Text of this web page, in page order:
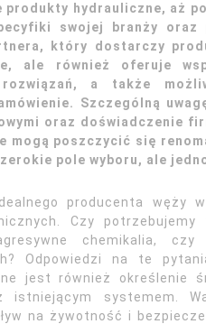
hydrauliczne, aż
swojej branży
który dostarczy
ale również oferuje
a także
Szczególną
oraz doświadczenie
mogą poszczycić się
pole wyboru, ale
producenta węży
Czy
chemikalia,
Odpowiedzi na te
jest również określenie
istniejącym systemem.
na żywotność i